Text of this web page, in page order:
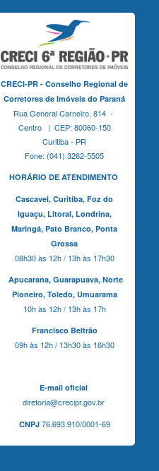
CRECI-PR - Conselho Regional de
Corretores de Imóveis do Paraná
Rua General Carneiro, 814 -
Centro | CEP: 80060-150
Curitiba - PR
Fone: (041) 3262-5505
HORÁRIO DE ATENDIMENTO
Cascavel, Curitiba, Foz do
Iguaçu, Litoral, Londrina,
Maringá, Pato Branco, Ponta
Grossa
08h30 às 12h / 13h às 17h30
Apucarana, Guarapuava, Norte
Pioneiro, Toledo, Umuarama
10h às 12h / 13h às 17h
Francisco Beltrão
09h às 12h / 13h30 às 16h30
E-mail oficial
diretoria@crecipr.gov.br
CNPJ76.693.910/0001-69